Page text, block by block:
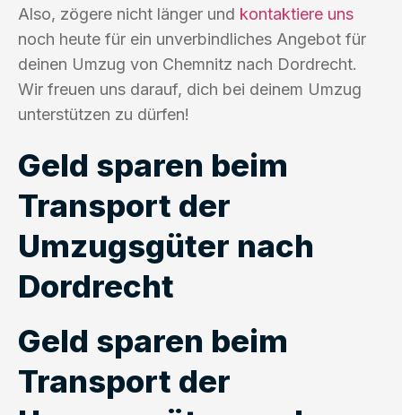
Also, zögere nicht länger und kontaktiere uns
noch heute für ein unverbindliches Angebot für
deinen Umzug von Chemnitz nach Dordrecht.
Wir freuen uns darauf, dich bei deinem Umzug
unterstützen zu dürfen!
Geld sparen beim
Transport der
Umzugsgüter nach
Dordrecht
Geld sparen beim
Transport der